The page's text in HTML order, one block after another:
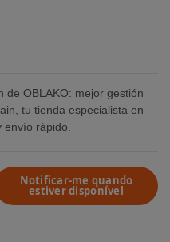
de OBLAKO: mejor gestión
tu tienda especialista en
rápido.
Notificar-me quando
estiver disponível